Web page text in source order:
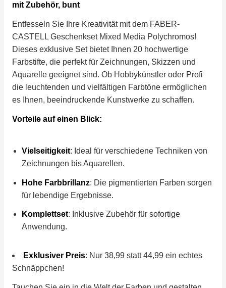
mit Zubehör, bunt
Entfesseln Sie Ihre Kreativität mit dem FABER-
CASTELL Geschenkset Mixed Media Polychromos!
Dieses exklusive Set bietet Ihnen 20 hochwertige
Farbstifte, die perfekt für Zeichnungen, Skizzen und
Aquarelle geeignet sind. Ob Hobbykünstler oder Profi
die leuchtenden und vielfältigen Farbtöne ermöglichen
es Ihnen, beeindruckende Kunstwerke zu schaffen.
Vorteile auf einen Blick:
Vielseitigkeit: Ideal für verschiedene Techniken von
Zeichnungen bis Aquarellen.
Hohe Farbbrillanz: Die pigmentierten Farben sorgen
für lebendige Ergebnisse.
Komplettset: Inklusive Zubehör für sofortige
Anwendung.
Exklusiver Preis: Nur 38,99 statt 44,99 ein echtes
Schnäppchen!